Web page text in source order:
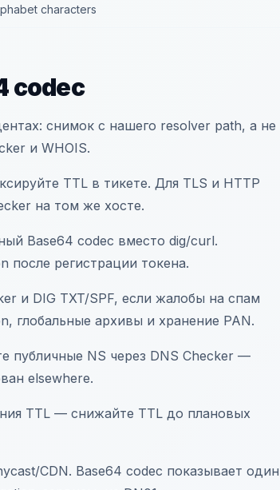
characters
codec
снимок с нашего resolver path, а не
и WHOIS.
TTL в тикете. Для TLS и HTTP
на том же хосте.
Base64 codec вместо dig/curl.
регистрации токена.
и DIG TXT/SPF, если жалобы на спам
глобальные архивы и хранение PAN.
публичные NS через DNS Checker —
elsewhere.
TTL — снижайте TTL до плановых
CDN. Base64 codec показывает один